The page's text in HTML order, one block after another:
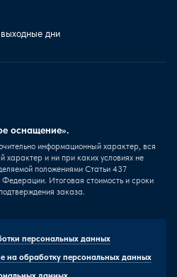
дни
оснащение».
информационный характер, вся
характер и ни при каких условиях не
положениями Статьи 437
Итоговая стоимость и сроки
заказа.
персональных данных
на обработку персональных данных